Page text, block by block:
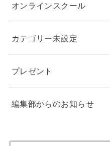
オンラインスクール
カテゴリー未設定
プレゼント
編集部からのお知らせ